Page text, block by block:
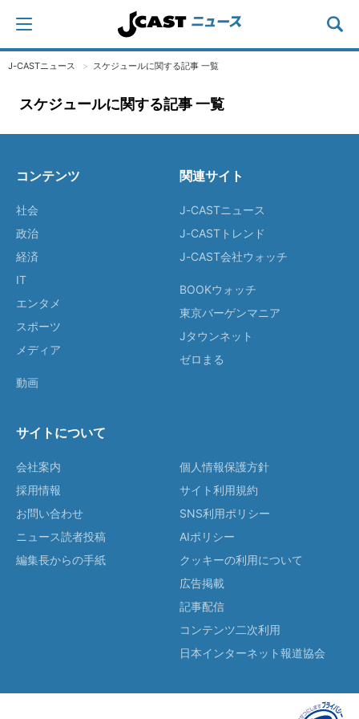
J-CASTニュース スケジュールに関する記事 一覧
スケジュールに関する記事 一覧
コンテンツ
社会
政治
経済
IT
エンタメ
スポーツ
メディア
動画
関連サイト
J-CASTニュース
J-CASTトレンド
J-CAST会社ウォッチ
BOOKウォッチ
東京バーゲンマニア
Jタウンネット
ゼロまる
サイトについて
会社案内
採用情報
お問い合わせ
ニュース読者投稿
編集長からの手紙
個人情報保護方針
サイト利用規約
SNS利用ポリシー
AIポリシー
クッキーの利用について
広告掲載
記事配信
コンテンツ二次利用
日本インターネット報道協会